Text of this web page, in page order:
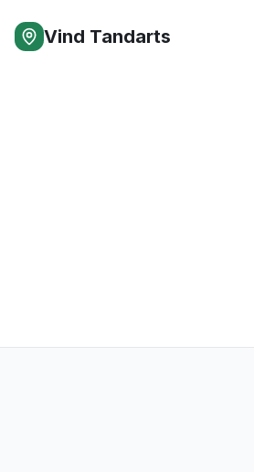
Vind Tandarts